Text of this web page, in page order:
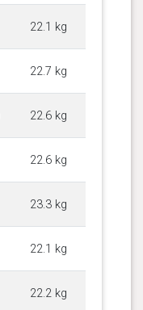
22.1 kg
22.7 kg
22.6 kg
22.6 kg
23.3 kg
22.1 kg
22.2 kg